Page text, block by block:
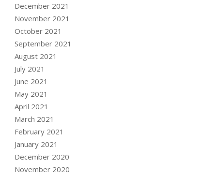
December 2021
November 2021
October 2021
September 2021
August 2021
July 2021
June 2021
May 2021
April 2021
March 2021
February 2021
January 2021
December 2020
November 2020